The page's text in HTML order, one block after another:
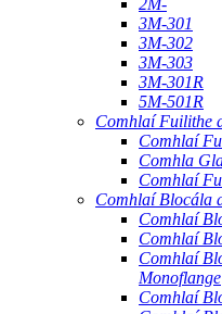
2M-
3M-301
3M-302
3M-303
3M-301R
5M-501R
Comhlaí Fuilithe
Comhlaí
Comhla
Comhlaí
Comhlaí Blocála
Comhlaí
Comhlaí
Comhlaí
Monoflange
Comhlaí